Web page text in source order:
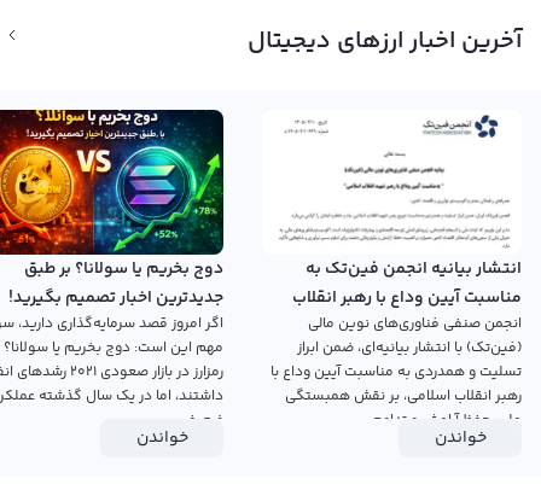
آخرین اخبار ارزهای دیجیتال
انتشار بیانیه انجمن فین‌تک به
مناسبت آیین وداع با رهبر انقلاب
اسلامی
انجمن صنفی فناوری‌های نوین مالی
(فین‌تک) با انتشار بیانیه‌ای، ضمن ابراز
تسلیت و همدردی به مناسبت آیین وداع با
رهبر انقلاب اسلامی، بر نقش همبستگی
ملی، حفظ آرامش و تداوم...
خواندن
دوج بخریم یا سولانا؟ بر طبق
جدیدترین اخبار تصمیم بگیرید!
اگر امروز قصد سرمایه‌گذاری دارید،
مهم این است: دوج بخریم یا
رمزارز در بازار صعودی ۲۰۲۱
داشتند، اما در یک سال گذشته
ضعیفی...
خواندن